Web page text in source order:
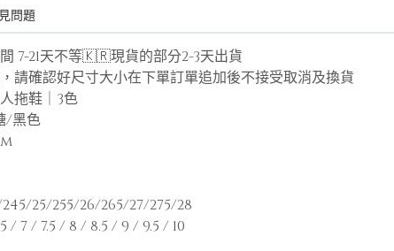
問題
7-21天不等🇰🇷現貨的部分2-3天出貨
請確認好尺寸大小在下單訂單追加後不接受取消及換貨
拖鞋｜3色
/黑色
25/255/26/265/27/275/28
/ 7 / 7.5 / 8 / 8.5 / 9 / 9.5 / 10